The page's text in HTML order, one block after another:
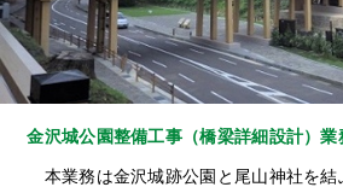
金沢城公園整備工事（橋梁詳細設計）業
本業務は金沢城跡公園と尾山神社を